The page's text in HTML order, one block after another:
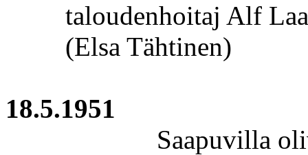
taloudenhoitaj Alf
(Elsa Tähtinen)
18.5.1951
Saapuvilla